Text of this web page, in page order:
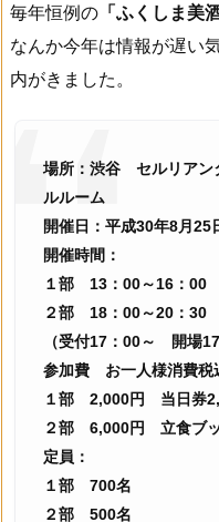
毎年恒例の 「ふくしま美
なんか今年は情報が遅い
内がきました。
場所：渋谷 セルリアン
ルルーム
開催日：平成30年8月25
開催時間：
１部 13：00～16：00
２部 18：00～20：30
（受付17：00～ 開場17
参加費 お一人様消費税
１部 2,000円 当日券
２部 6,000円 立食ブ
定員：
１部 700名
２部 500名